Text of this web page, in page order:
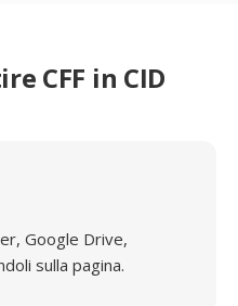
CFF in CID
Google Drive,
sulla pagina.